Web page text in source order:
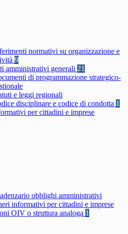
normativi su organizzazione e
9
amministrativi generali 21
di programmazione strategico-
e leggi regionali
disciplinare e codice di condotta 1
per cittadini e imprese
obblighi amministrativi
informativi per cittadini e imprese
OIV o struttura analoga 1